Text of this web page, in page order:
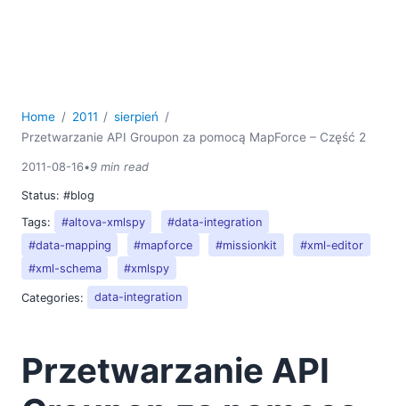
Home 2011
sierpień
Przetwarzanie API Groupon za pomocą MapForce – Część 2
2011-08-16•9 min read
Status: #blog
Tags:
#altova-xmlspy
#data-integration
#data-mapping
#mapforce #missionkit
#xml-editor
#xml-schema
#xmlspy
Categories: data-integration
Przetwarzanie API